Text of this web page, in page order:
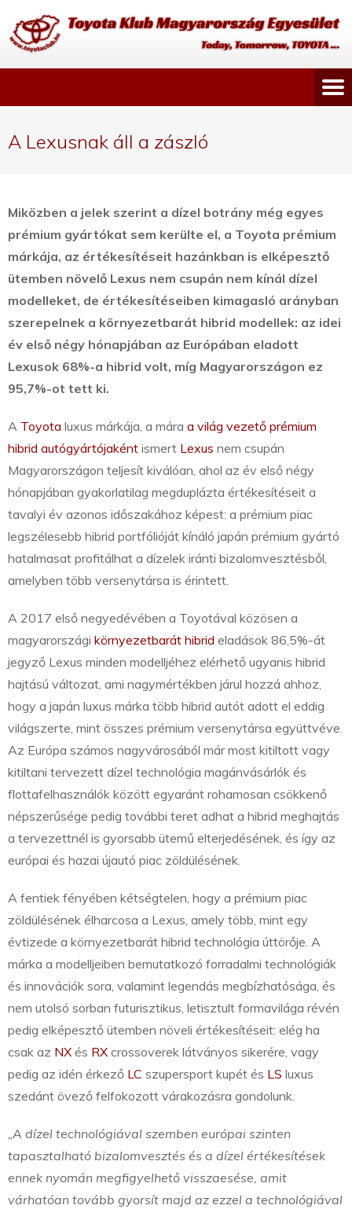
A Lexusnak áll a zászló
Miközben a jelek szerint a dízel botrány még egyes
prémium gyártókat sem kerülte el, a Toyota prémium
márkája, az értékesítéseit hazánkban is elképesztő
ütemben növelő Lexus nem csupán nem kínál dízel
modelleket, de értékesítéseiben kimagasló arányban
szerepelnek a környezetbarát hibrid modellek: az idei
év első négy hónapjában az Európában eladott
Lexusok 68%-a hibrid volt, míg Magyarországon ez
95,7%-ot tett ki.
A Toyota luxus márkája, a mára a világ vezető prémium
hibrid autógyártójaként ismert Lexus nem csupán
Magyarországon teljesít kiválóan, ahol az év első négy
hónapjában gyakorlatilag megduplázta értékesítéseit a
tavalyi év azonos időszakához képest: a prémium piac
legszélesebb hibrid portfólióját kínáló japán prémium gyártó
hatalmasat profitálhat a dízelek iránti bizalomvesztésből,
amelyben több versenytársa is érintett.
A 2017 első negyedévében a Toyotával közösen a
magyarországi környezetbarát hibrid eladások 86,5%-át
jegyző Lexus minden modelljéhez elérhető ugyanis hibrid
hajtású változat, ami nagymértékben járul hozzá ahhoz,
hogy a japán luxus márka több hibrid autót adott el eddig
világszerte, mint összes prémium versenytársa együttvéve.
Az Európa számos nagyvárosából már most kitiltott vagy
kitiltani tervezett dízel technológia magánvásárlók és
flottafelhasználók között egyaránt rohamosan csökkenő
népszerűsége pedig további teret adhat a hibrid meghajtás
a tervezettnél is gyorsabb ütemű elterjedésének, és így az
európai és hazai újautó piac zöldülésének.
A fentiek fényében kétségtelen, hogy a prémium piac
zöldülésének élharcosa a Lexus, amely több, mint egy
évtizede a környezetbarát hibrid technológia úttörője. A
márka a modelljeiben bemutatkozó forradalmi technológiák
és innovációk sora, valamint legendás megbízhatósága, és
nem utolsó sorban futurisztikus, letisztult formavilága révén
pedig elképesztő ütemben növeli értékesítéseit: elég ha
csak az NX és RX crossoverek látványos sikerére, vagy
pedig az idén érkező LC szupersport kupét és LS luxus
szedánt övező felfokozott várakozásra gondolunk.
„A dízel technológiával szemben európai szinten
tapasztalható bizalomvesztés és a dízel értékesítések
ennek nyomán megfigyelhető visszaesése, amit
várhatóan tovább gyorsít majd az ezzel a technológiával